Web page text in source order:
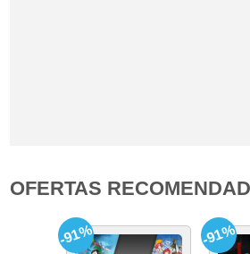
OFERTAS
-91% -91%